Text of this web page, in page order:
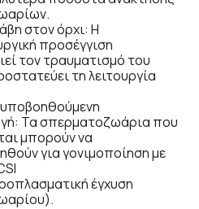
στον όρχι: Η
προσέγγιση
τον τραυματισμό του
τη λειτουργία
Τα σπερματοζωάρια που
μπορούν να
για γονιμοποίηση με
έγχυση